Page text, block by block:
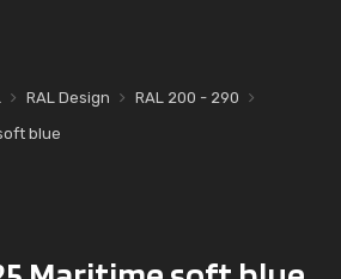
RAL Design
RAL 200 - 290
blue